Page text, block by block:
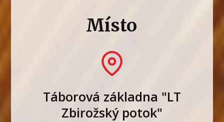
Místo
Táborová základna "LT
Zbirožský potok"